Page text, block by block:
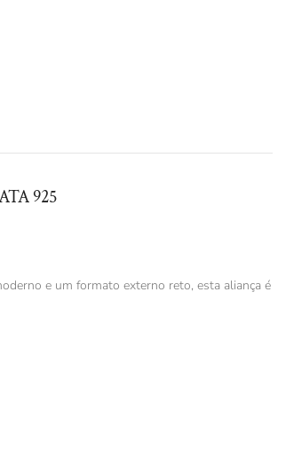
925
e um formato externo reto, esta aliança é